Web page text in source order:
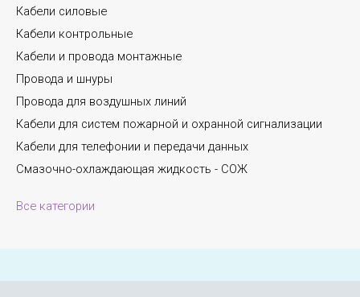
Кабели силовые
Кабели контрольные
Кабели и провода монтажные
Провода и шнуры
Провода для воздушных линий
Кабели для систем пожарной и охранной сигнализации
Кабели для телефонии и передачи данных
Смазочно-охлаждающая жидкость - СОЖ
Все категории